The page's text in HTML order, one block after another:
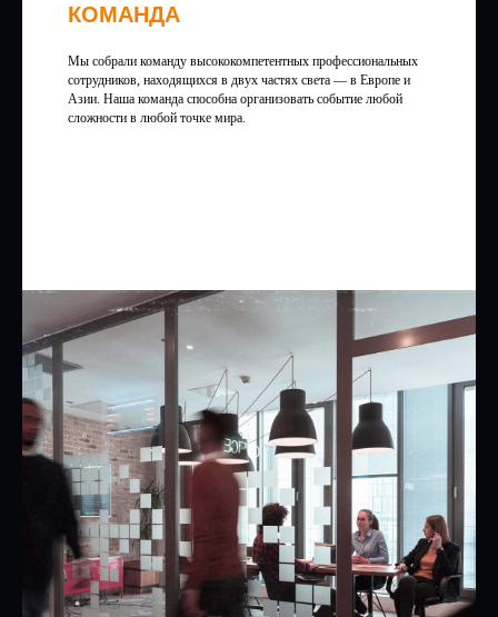
КОМАНДА
Мы собрали команду высококомпетентных профессиональных
сотрудников, находящихся в двух частях света — в Европе и
Азии. Наша команда способна организовать событие любой
сложности в любой точке мира.